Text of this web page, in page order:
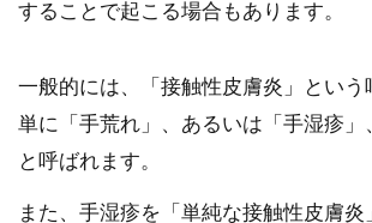
することで起こる場合もあります。
一般的には、「接触性皮膚炎」という
単に「手荒れ」、あるいは「手湿疹」
と呼ばれます。
また、手湿疹を「単純な接触性皮膚